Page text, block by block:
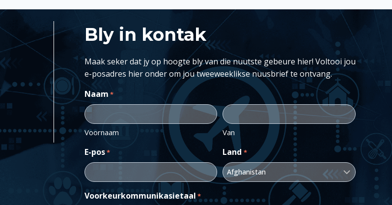
Bly in kontak
Maak seker dat jy op hoogte bly van die nuutste gebeure hier! Voltooi jou
e-posadres hier onder om jou tweeweeklikse nuusbrief te ontvang.
Naam *
Voornaam Van
E-pos* Land *
Voorkeurkommunikasietaal *